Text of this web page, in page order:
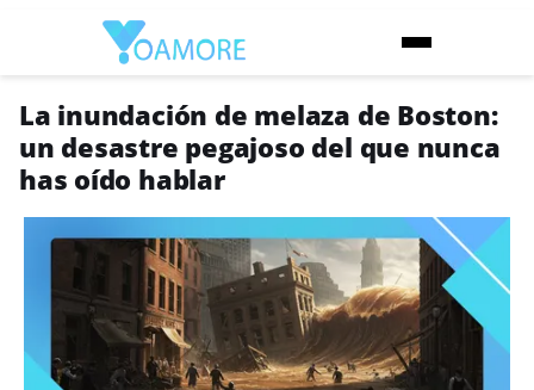
La inundación de melaza de Boston:
un desastre pegajoso del que nunca
has oído hablar